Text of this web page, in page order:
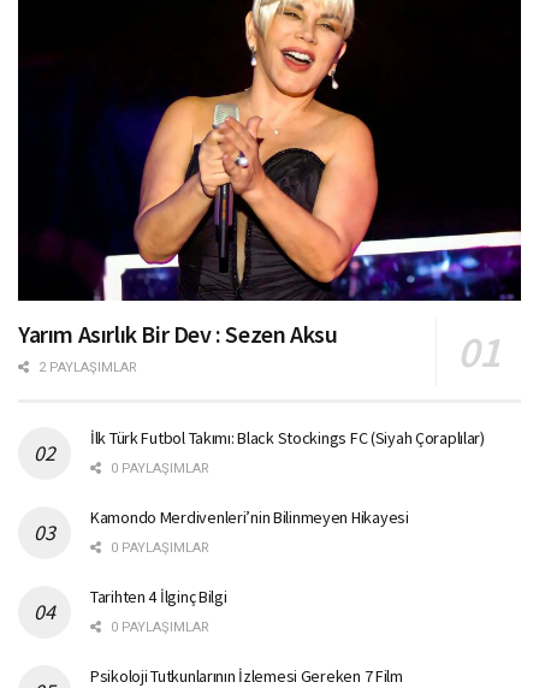
Yarım Asırlık Bir Dev : Sezen Aksu
2 PAYLAŞIMLAR
İlk Türk Futbol Takımı: Black Stockings FC (Siyah Çoraplılar)
0 PAYLAŞIMLAR
Kamondo Merdivenleri’nin Bilinmeyen Hikayesi
0 PAYLAŞIMLAR
Tarihten 4 İlginç Bilgi
0 PAYLAŞIMLAR
Psikoloji Tutkunlarının İzlemesi Gereken 7 Film